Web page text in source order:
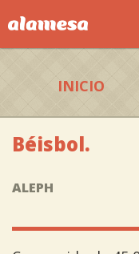
INICIO
Béisbol.
ALEPH